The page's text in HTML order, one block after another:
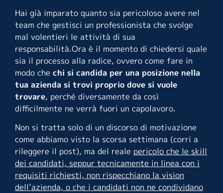
Hai già imparato quanto sia pericoloso avere nel
team che gestisci un professionista che svolge
mal volentieri le attività di sua
responsabilità.Ora è il momento di chiedersi quale
sia il processo alla radice, ovvero come fare in
modo che chi si candida per una posizione nella
tua azienda si trovi proprio dove si vuole
trovare, perché diversamente da così
difficilmente ne verrà fuori un capolavoro.
Non si tratta solo di un discorso di motivazione
come abbiamo visto la scorsa settimana (corri a
rileggere il post), ma del reale pericolo che le skill
dei candidati, seppur tecnicamente in linea con i
requisiti richiesti, non rispecchiano la vision
dell’azienda, o che i candidati non ne condividano